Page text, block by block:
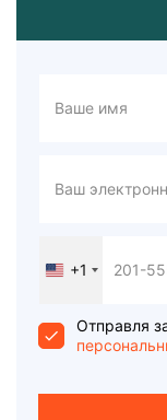
United
+1
+1
Отправля